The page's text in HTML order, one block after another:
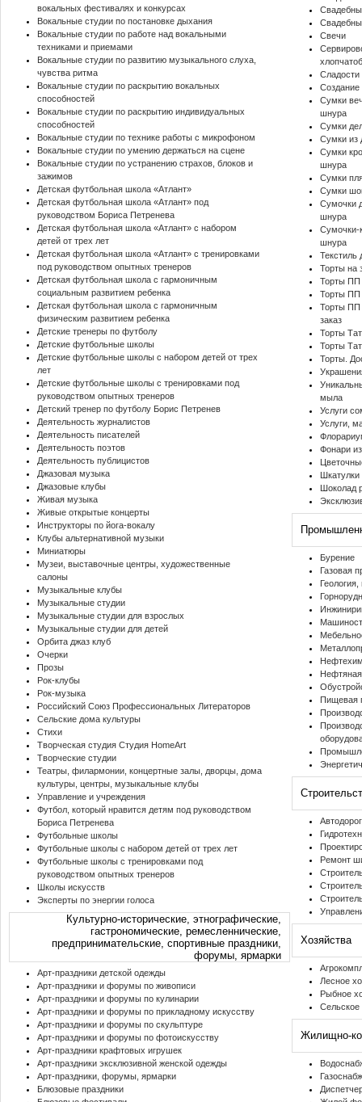
вокальных фестивалях и конкурсах
Вокальные студии по постановке дыхания
Вокальные студии по работе над вокальными
техниками и приемами
Вокальные студии по развитию музыкального слуха,
чувства ритма
Вокальные студии по раскрытию вокальных
способностей
Вокальные студии по раскрытию индивидуальных
способностей
Вокальные студии по технике работы с микрофоном
Вокальные студии по умению держаться на сцене
Вокальные студии по устранению страхов, блоков и
зажимов
Детская футбольная школа «Атлант»
Детская футбольная школа «Атлант» под
руководством Бориса Петренева
Детская футбольная школа «Атлант» с набором
детей от трех лет
Детская футбольная школа «Атлант» с тренировками
под руководством опытных тренеров
Детская футбольная школа с гармоничным
социальным развитием ребенка
Детская футбольная школа с гармоничным
физическим развитием ребенка
Детские тренеры по футболу
Детские футбольные школы
Детские футбольные школы с набором детей от трех
лет
Детские футбольные школы с тренировками под
руководством опытных тренеров
Детский тренер по футболу Борис Петренев
Деятельность журналистов
Деятельность писателей
Деятельность поэтов
Деятельность публицистов
Джазовая музыка
Джазовые клубы
Живая музыка
Живые открытые концерты
Инструкторы по йога-вокалу
Клубы альтернативной музыки
Миниатюры
Музеи, выставочные центры, художественные
салоны
Музыкальные клубы
Музыкальные студии
Музыкальные студии для взрослых
Музыкальные студии для детей
Орбита джаз клуб
Очерки
Прозы
Рок-клубы
Рок-музыка
Российский Союз Профессиональных Литераторов
Сельские дома культуры
Стихи
Творческая студия Студия HomeArt
Творческие студии
Театры, филармонии, концертные залы, дворцы, дома
культуры, центры, музыкальные клубы
Управление и учреждения
Футбол, который нравится детям под руководством
Бориса Петренева
Футбольные школы
Футбольные школы с набором детей от трех лет
Футбольные школы с тренировками под
руководством опытных тренеров
Школы искусств
Эксперты по энергии голоса
Культурно-исторические, этнографические,
гастрономические, ремесленнические,
предпринимательские, спортивные праздники,
форумы, ярмарки
Арт-праздники детской одежды
Арт-праздники и форумы по живописи
Арт-праздники и форумы по кулинарии
Арт-праздники и форумы по прикладному искусству
Арт-праздники и форумы по скульптуре
Арт-праздники и форумы по фотоискусству
Арт-праздники крафтовых игрушек
Арт-праздники эксклюзивной женской одежды
Арт-праздники, форумы, ярмарки
Блюзовые праздники
Свечи
Сладости
Создание
Сумки
шнура
Сумки
Сумки из
Сумки
шнура
Сумки
Сумки
Сумочки
шнура
Сумочки-
шнура
Текстиль
Торты на
Торты ПП
Торты ПП
Торты ПП
заказ
Торты
Торты
Торты.
мыла
Услуги
Услуги,
Фонари
Шкатулки
Шоколад
Бурение
Газовая
Геология,
Пищевая
Ремонт
Хозяйства
Лесное
Рыбное
Сельское
Жилищно-